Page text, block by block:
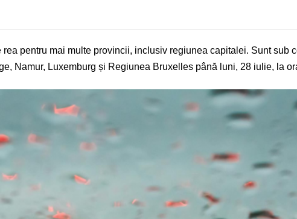
pentru mai multe provincii, inclusiv regiunea capitalei. Sunt sub
Namur, Luxemburg și Regiunea Bruxelles până luni, 28 iulie, la